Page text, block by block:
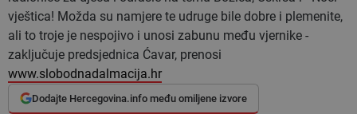
vještica! Možda su namjere te udruge bile dobre i plemenite,
ali to troje je nespojivo i unosi zabunu među vjernike -
zaključuje predsjednica Ćavar, prenosi
www.slobodnadalmacija.hr
Dodajte Hercegovina.info među omiljene izvore